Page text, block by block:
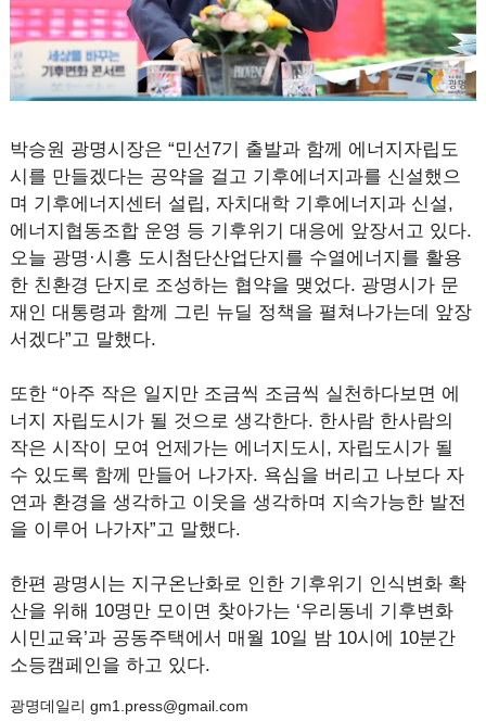
박승원 광명시장은 “민선7기 출발과 함께 에너지자립도
시를 만들겠다는 공약을 걸고 기후에너지과를 신설했으
며 기후에너지센터 설립, 자치대학 기후에너지과 신설,
에너지협동조합 운영 등 기후위기 대응에 앞장서고 있다.
오늘 광명·시흥 도시첨단산업단지를 수열에너지를 활용
한 친환경 단지로 조성하는 협약을 맺었다. 광명시가 문
재인 대통령과 함께 그린 뉴딜 정책을 펼쳐나가는데 앞장
서겠다”고 말했다.
또한 “아주 작은 일지만 조금씩 조금씩 실천하다보면 에
너지 자립도시가 될 것으로 생각한다. 한사람 한사람의
작은 시작이 모여 언제가는 에너지도시, 자립도시가 될
수 있도록 함께 만들어 나가자. 욕심을 버리고 나보다 자
연과 환경을 생각하고 이웃을 생각하며 지속가능한 발전
을 이루어 나가자”고 말했다.
한편 광명시는 지구온난화로 인한 기후위기 인식변화 확
산을 위해 10명만 모이면 찾아가는 ‘우리동네 기후변화
시민교육’과 공동주택에서 매월 10일 밤 10시에 10분간
소등캠페인을 하고 있다.
광명데일리 gm1.press@gmail.com